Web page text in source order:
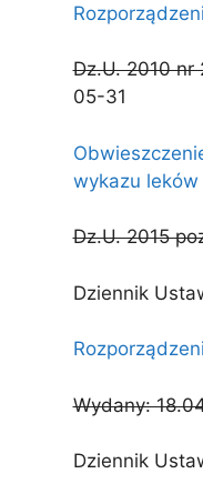
Dz.U. 2010 nr
05-31
wykazu leków
Dz.U. 2015
Dziennik
Wydany:
Dziennik